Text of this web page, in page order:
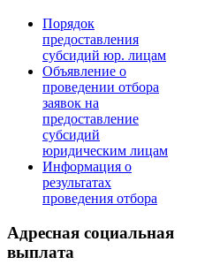
Порядок
предоставления
субсидий юр. лицам
Объявление о
проведении отбора
заявок на
предоставление
субсидий
юридическим лицам
Информация о
результатах
проведения отбора
Адресная социальная
выплата